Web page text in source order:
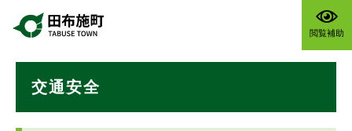
閲覧補助
交通安全